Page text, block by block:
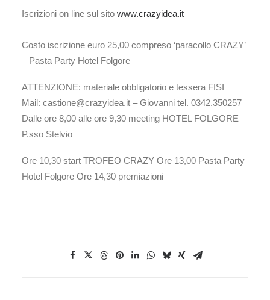
Iscrizioni on line sul sito www.crazyidea.it
Costo iscrizione euro 25,00 compreso ‘paracollo CRAZY’
– Pasta Party Hotel Folgore
ATTENZIONE: materiale obbligatorio e tessera FISI
Mail: castione@crazyidea.it – Giovanni tel. 0342.350257
Dalle ore 8,00 alle ore 9,30 meeting HOTEL FOLGORE –
P.sso Stelvio
Ore 10,30 start TROFEO CRAZY Ore 13,00 Pasta Party
Hotel Folgore Ore 14,30 premiazioni